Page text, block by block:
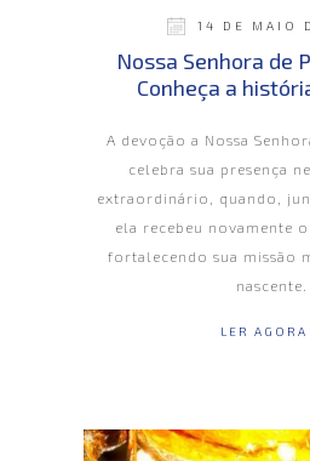
14 DE MAIO
Nossa Senhora de
Conheça a
A devoção a Nossa
celebra sua presença
extraordinário, quando,
ela recebeu novamente
fortalecendo sua missão
nascente.
LER AGORA